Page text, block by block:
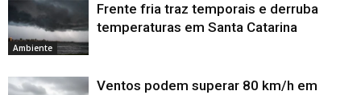
Ambiente
Frente fria traz temporais e derruba
temperaturas em Santa Catarina
Ventos podem superar 80 km/h em